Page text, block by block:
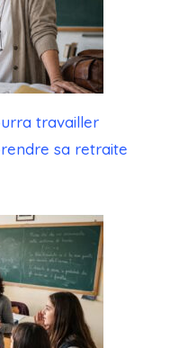
travailler
sa retraite